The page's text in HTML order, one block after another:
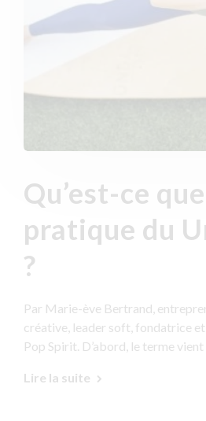
Qu’est-ce
pratique du
?
Par Marie-ève Bertrand,
créative, leader soft, fondatrice
Pop Spirit. D’abord, le terme
Lire la suite